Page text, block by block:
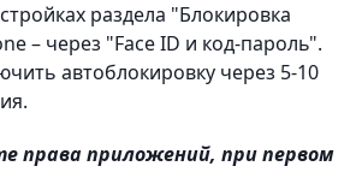
раздела "Блокировка
– через "Face ID и код‑пароль".
автоблокировку через 5-10
права приложений, при первом